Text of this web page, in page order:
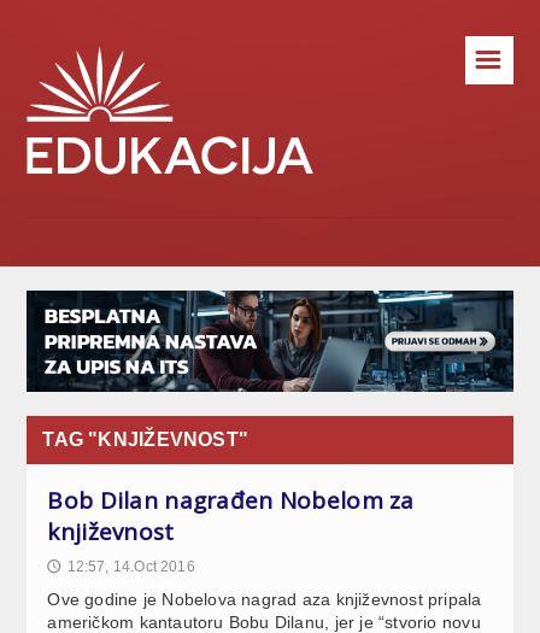
☰
TAG "KNJIŽEVNOST"
Bob Dilan nagrađen Nobelom za
književnost
🕔 12:57, 14.Oct 2016
Ove godine je Nobelova nagrad aza književnost pripala
američkom kantautoru Bobu Dilanu, jer je “stvorio novu